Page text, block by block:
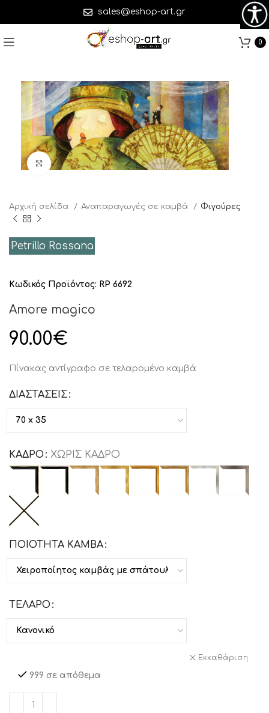
sales@eshop-art.gr
0
Click to enlarge
Αρχική σελίδα Αναπαραγωγές σε καμβά Φιγούρες
Petrillo Rossana
Κωδικός Προϊόντος: RP 6692
Amore magico
90.00€
Πίνακας αντίγραφο σε τελαρομένο καμβά
ΔΙΑΣΤΑΣΕΙΣ
ΚΑΔΡΟ ΧΩΡΙΣ ΚΑΔΡΟ
ΠΟΙΟΤΗΤΑ ΚΑΜΒΑ
ΤΕΛΑΡΟ
Εκκαθάριση
999 σε απόθεμα